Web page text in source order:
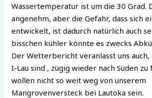
Wassertemperatur ist um die 30 Grad.
angenehm, aber die Gefahr, dass sich
entwickelt, ist dadurch natürlich auch
bisschen kühler könnte es zwecks
Der Wetterbericht veranlasst uns auch,
I-Lau sind , zügig wieder nach Süden zu
wollen nicht so weit weg von unserem
Mangrovenversteck bei Lautoka sein.